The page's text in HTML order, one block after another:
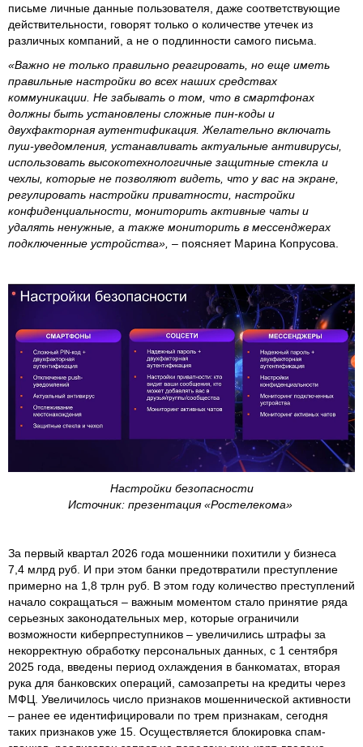
письме личные данные пользователя, даже соответствующие
действительности, говорят только о количестве утечек из
различных компаний, а не о подлинности самого письма.
«Важно не только правильно реагировать, но еще иметь
правильные настройки во всех наших средствах
коммуникации. Не забывать о том, что в смартфонах
должны быть установлены сложные пин-коды и
двухфакторная аутентификация. Желательно включать
пуш-уведомления, устанавливать актуальные антивирусы,
использовать высокотехнологичные защитные стекла и
чехлы, которые не позволяют видеть, что у вас на экране,
регулировать настройки приватности, настройки
конфиденциальности, мониторить активные чаты и
удалять ненужные, а также мониторить в мессенджерах
подключенные устройства», – поясняет Марина Копрусова.
Настройки безопасности
Источник: презентация «Ростелекома»
За первый квартал 2026 года мошенники похитили у бизнеса
7,4 млрд руб. И при этом банки предотвратили преступление
примерно на 1,8 трлн руб. В этом году количество преступлений
начало сокращаться – важным моментом стало принятие ряда
серьезных законодательных мер, которые ограничили
возможности киберпреступников – увеличились штрафы за
некорректную обработку персональных данных, с 1 сентября
2025 года, введены период охлаждения в банкоматах, вторая
рука для банковских операций, самозапреты на кредиты через
МФЦ. Увеличилось число признаков мошеннической активности
– ранее ее идентифицировали по трем признакам, сегодня
таких признаков уже 15. Осуществляется блокировка спам-